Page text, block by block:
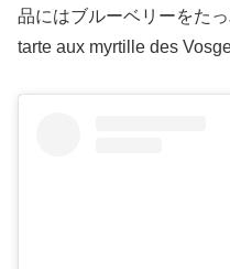
品にはブルーベリーをた
tarte aux myrtille des